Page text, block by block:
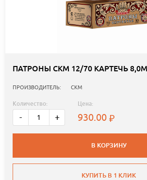
ПАТРОНЫ СКМ 12/70 КАРТЕЧЬ
ПРОИЗВОДИТЕЛЬ: СКМ
Количество:
- +
Цена:
930.00
В КОРЗИНУ
КУПИТЬ В 1 КЛИК